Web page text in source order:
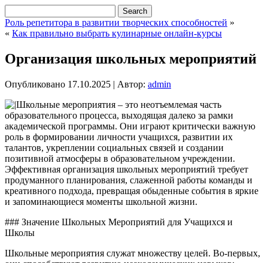
Роль репетитора в развитии творческих способностей »
« Как правильно выбрать кулинарные онлайн-курсы
Организация школьных мероприятий
Опубликовано 17.10.2025 | Автор: admin
Школьные мероприятия – это неотъемлемая часть
образовательного процесса, выходящая далеко за рамки
академической программы. Они играют критически важную
роль в формировании личности учащихся, развитии их
талантов, укреплении социальных связей и создании
позитивной атмосферы в образовательном учреждении.
Эффективная организация школьных мероприятий требует
продуманного планирования, слаженной работы команды и
креативного подхода, превращая обыденные события в яркие
и запоминающиеся моменты школьной жизни.
### Значение Школьных Мероприятий для Учащихся и
Школы
Школьные мероприятия служат множеству целей. Во-первых,